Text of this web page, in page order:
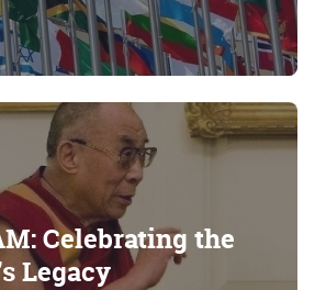
Celebrating the
Legacy